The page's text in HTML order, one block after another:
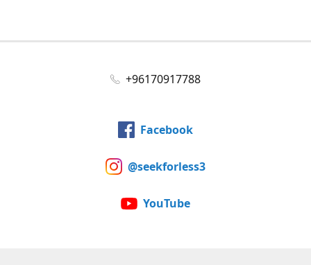
+96170917788
Facebook
@seekforless3
YouTube